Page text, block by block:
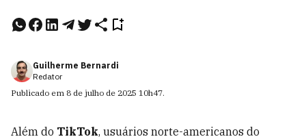
Guilherme Bernardi
Redator
Publicado em 8 de julho de 2025 10h47.
Além do TikTok, usuários norte-americanos do